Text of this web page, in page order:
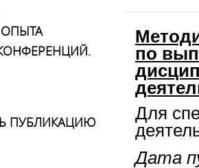
ПУБЛИКАЦИЮ
по
Для
Дата